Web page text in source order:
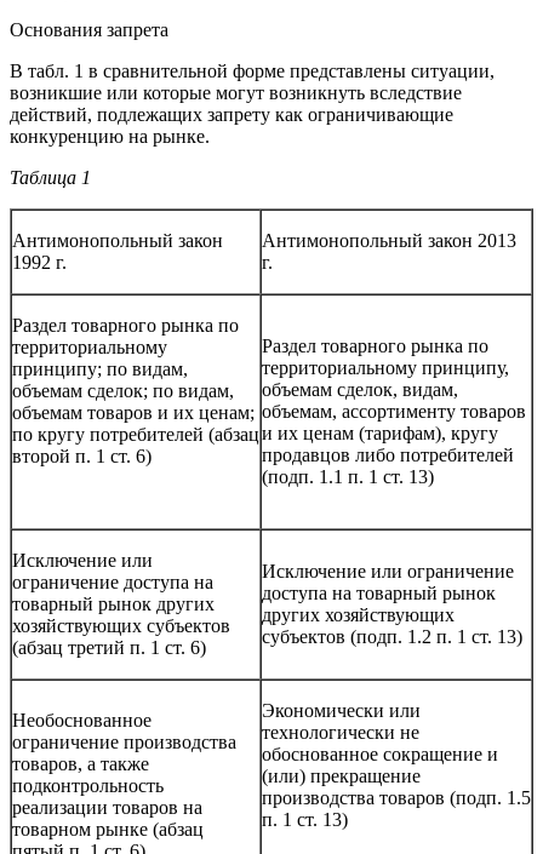
Основания запрета
В табл. 1 в сравнительной форме представлены ситуации,
возникшие или которые могут возникнуть вследствие
действий, подлежащих запрету как ограничивающие
конкуренцию на рынке.
Таблица 1
Антимонопольный закон
1992 г.
Антимонопольный закон 2013
г.
Раздел товарного рынка по
территориальному
принципу; по видам,
объемам сделок; по видам,
объемам товаров и их ценам;
по кругу потребителей (абзац
второй п. 1 ст. 6)
Раздел товарного рынка по
территориальному принципу,
объемам сделок, видам,
объемам, ассортименту товаров
и их ценам (тарифам), кругу
продавцов либо потребителей
(подп. 1.1 п. 1 ст. 13)
Исключение или
ограничение доступа на
товарный рынок других
хозяйствующих субъектов
(абзац третий п. 1 ст. 6)
Исключение или ограничение
доступа на товарный рынок
других хозяйствующих
субъектов (подп. 1.2 п. 1 ст. 13)
Необоснованное
ограничение производства
товаров, а также
подконтрольность
реализации товаров на
товарном рынке (абзац
Экономически или
технологически не
обоснованное сокращение и
(или) прекращение
производства товаров (подп. 1.5
п. 1 ст. 13)